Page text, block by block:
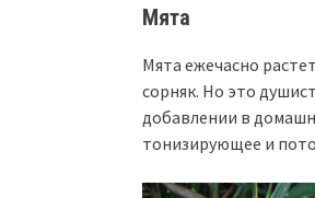
Мята
Мята ежечасно
сорняк. Но это
добавлении в
тонизирующее и